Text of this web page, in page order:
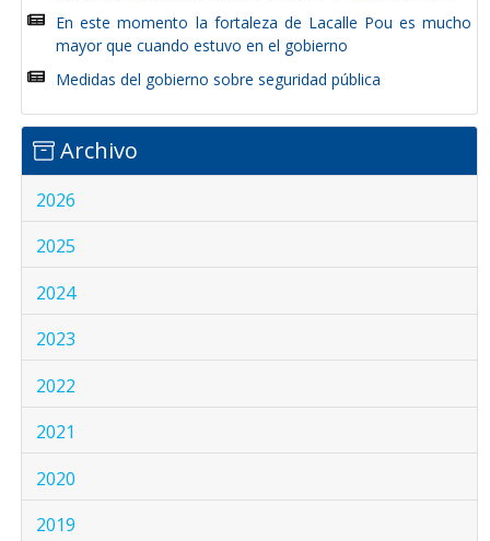
En este momento la fortaleza de Lacalle Pou es mucho
mayor que cuando estuvo en el gobierno
Medidas del gobierno sobre seguridad pública
Archivo
2026
2025
2024
2023
2022
2021
2020
2019